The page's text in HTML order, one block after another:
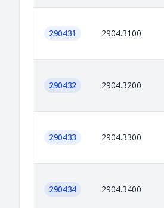
290431 2904.3100
290432 2904.3200
290433 2904.3300
290434 2904.3400